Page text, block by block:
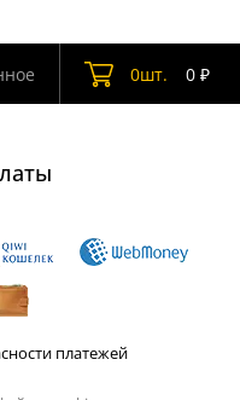
0шт. 0₽
платежей